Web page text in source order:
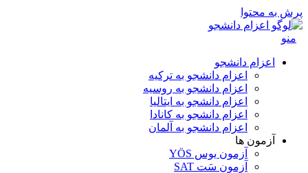
پرش به محتوا
منو
اعزام دانشجو
اعزام دانشجو به ترکیه
اعزام دانشجو به روسیه
اعزام دانشجو به ایتالیا
اعزام دانشجو به کانادا
اعزام دانشجو به آلمان
آزمون ها
آزمون یوس YÖS
آزمون سَت SAT